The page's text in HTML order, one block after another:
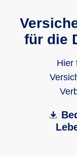
für die
Hier